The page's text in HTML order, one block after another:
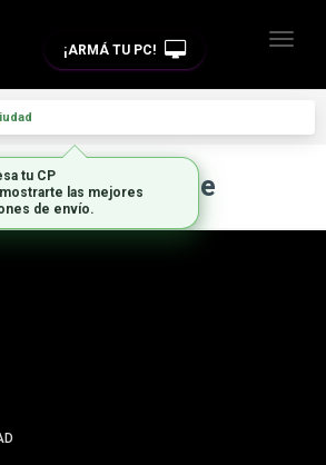
¡ARMÁ TU PC!
no disponible
tu CP
mostrarte las mejores
de envío.